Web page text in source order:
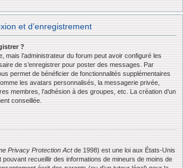
et d’enregistrement
?
mais l’administrateur du forum peut avoir configuré les
de s’enregistrer pour poster des messages. Par
permet de bénéficier de fonctionnalités supplémentaires
les avatars personnalisés, la messagerie privée,
membres, l’adhésion à des groupes, etc. La création d’un
conseillée.
Privacy Protection Actde 1998) est une loi aux États-Unis
pouvant recueillir des informations de mineurs de moins de